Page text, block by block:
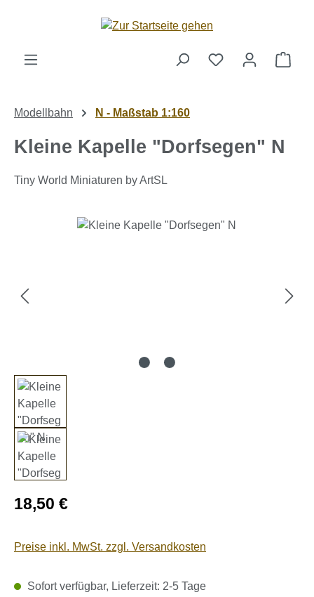
Zum Hauptinhalt springen
Modellbahn N - Maßstab 1:160
Kleine Kapelle "Dorfsegen" N
Tiny World Miniaturen by ArtSL
Bildergalerie überspringen
Regulärer Preis:
18,50 €
Preise inkl. MwSt. zzgl. Versandkosten
Sofort verfügbar, Lieferzeit: 2-5 Tage